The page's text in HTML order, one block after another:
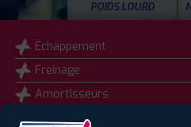
POIDS LOURD
Échappement
Freinage
Amortisseurs
Vente et montage pneus